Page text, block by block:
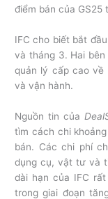
điểm bán của GS25
IFC cho biết bắt
và tháng 3. Hai
quản lý cấp cao về
và vận hành.
Nguồn tin của
tìm cách chi
bán. Các chi phí
dụng cụ, vật tư và
dài hạn của IFC
trong giai đoạn